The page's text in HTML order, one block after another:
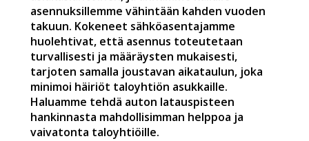
asennuksillemme vähintään kahden vuoden
takuun. Kokeneet sähköasentajamme
huolehtivat, että asennus toteutetaan
turvallisesti ja määräysten mukaisesti,
tarjoten samalla joustavan aikataulun, joka
minimoi häiriöt taloyhtiön asukkaille.
Haluamme tehdä auton latauspisteen
hankinnasta mahdollisimman helppoa ja
vaivatonta taloyhtiöille.